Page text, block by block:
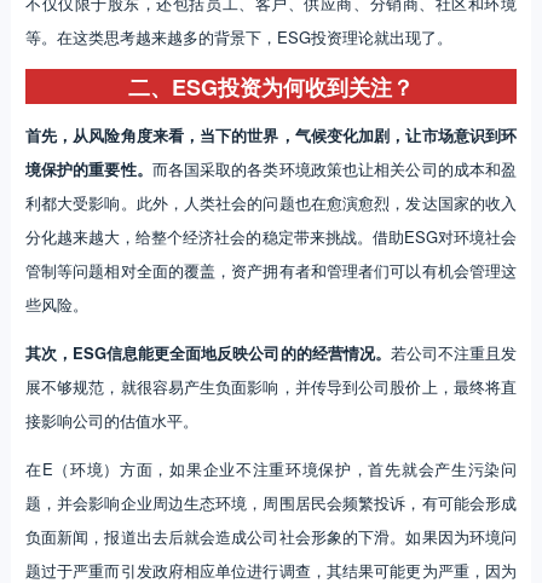
等。在这类思考越来越多的背景下，ESG投资理论就出现了。
二、ESG投资为何收到关注？
首先，从风险角度来看，当下的世界，气候变化加剧，让市场意识到环
境保护的重要性。 而各国采取的各类环境政策也让相关公司的成本和盈
利都大受影响。此外，人类社会的问题也在愈演愈烈，发达国家的收入
分化越来越大，给整个经济社会的稳定带来挑战。借助ESG对环境社会
管制等问题相对全面的覆盖，资产拥有者和管理者们可以有机会管理这
些风险。
其次，ESG信息能更全面地反映公司的的经营情况。 若公司不注重且发
展不够规范，就很容易产生负面影响，并传导到公司股价上，最终将直
接影响公司的估值水平。
在E（环境）方面，如果企业不注重环境保护，首先就会产生污染问
题，并会影响企业周边生态环境，周围居民会频繁投诉，有可能会形成
负面新闻，报道出去后就会造成公司社会形象的下滑。如果因为环境问
题过于严重而引发政府相应单位进行调查，其结果可能更为严重，因为